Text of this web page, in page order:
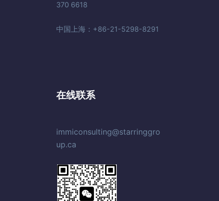
370 6618
中国上海：+86-21-5298-8291
在线联系
immiconsulting@starringgro
up.ca